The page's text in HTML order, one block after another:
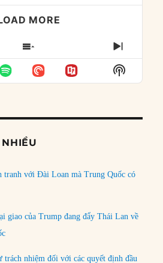
MORE
SHOW
EPISODES
LIST
NEXT
Show
Podcast
tranh với Đài Loan mà Trung Quốc có
giao của Trump đang đẩy Thái Lan về
trách nhiệm đối với các quyết định đầu